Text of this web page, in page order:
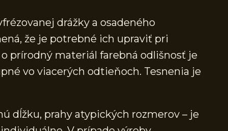
drážky a osadeného
že je potrebné ich upraviť pri
prírodný materiál farebná odlišnosť je
vo viacerých odtieňoch. Tesnenia je
dĺžku, prahy atypických rozmerov – je